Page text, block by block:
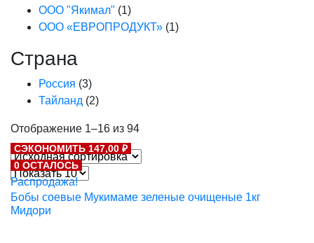
ООО "Якимал" (1)
ООО «ЕВРОПРОДУКТ» (1)
Страна
Россия (3)
Тайланд (2)
Отображение 1–16 из 94
СЭКОНОМИТЬ 147,00 ₽
0 ОСТАЛОСЬ
Распродажа!
Бобы соевые Мукимаме зеленые очищеные 1кг
Мидори